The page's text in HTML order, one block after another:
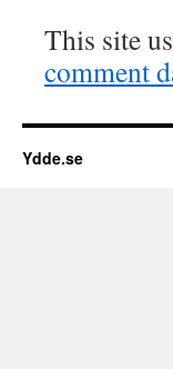
This site
comment
Ydde.se